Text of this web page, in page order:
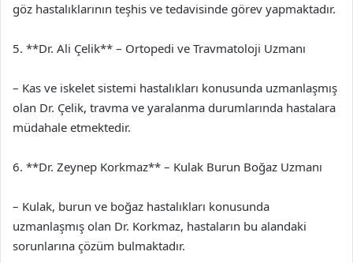
göz hastalıklarının teşhis ve tedavisinde görev yapmaktadır.
5. **Dr. Ali Çelik** – Ortopedi ve Travmatoloji Uzmanı
– Kas ve iskelet sistemi hastalıkları konusunda uzmanlaşmış
olan Dr. Çelik, travma ve yaralanma durumlarında hastalara
müdahale etmektedir.
6. **Dr. Zeynep Korkmaz** – Kulak Burun Boğaz Uzmanı
– Kulak, burun ve boğaz hastalıkları konusunda
uzmanlaşmış olan Dr. Korkmaz, hastaların bu alandaki
sorunlarına çözüm bulmaktadır.